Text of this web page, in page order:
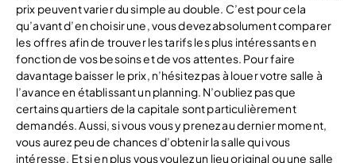
prix peuvent varier du simple au double. C’est pour cela
qu’avant d’en choisir une, vous devez absolument comparer
les offres afin de trouver les tarifs les plus intéressants en
fonction de vos besoins et de vos attentes. Pour faire
davantage baisser le prix, n’hésitez pas à louer votre salle à
l’avance en établissant un planning. N’oubliez pas que
certains quartiers de la capitale sont particulièrement
demandés. Aussi, si vous vous y prenez au dernier moment,
vous aurez peu de chances d’obtenir la salle qui vous
intéresse. Et si en plus vous voulez un lieu original ou une salle